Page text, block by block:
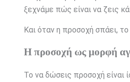
ξεχνάμε πώς είναι να ζεις
Και όταν η προσοχή σπάει, το
Η προσοχή ως μορφή
Το να δώσεις προσοχή είναι